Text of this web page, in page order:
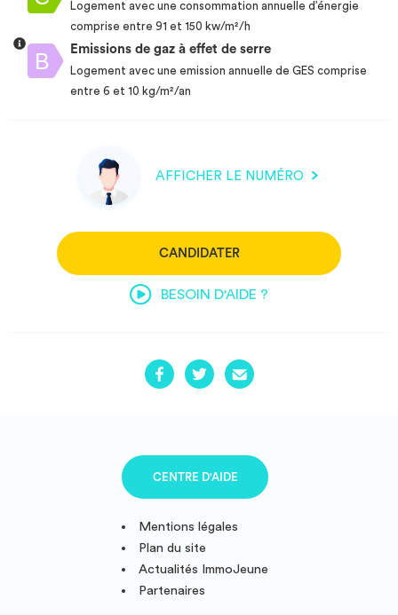
Logement avec une consommation annuelle d’énergie
comprise entre 91 et 150 kw/m²/h
Emissions de gaz à effet de serre
Logement avec une emission annuelle de GES comprise
entre 6 et 10 kg/m²/an
AFFICHER LE NUMÉRO
CANDIDATER
BESOIN D'AIDE ?
Mentions légales
Plan du site
Actualités ImmoJeune
Partenaires
CENTRE D'AIDE